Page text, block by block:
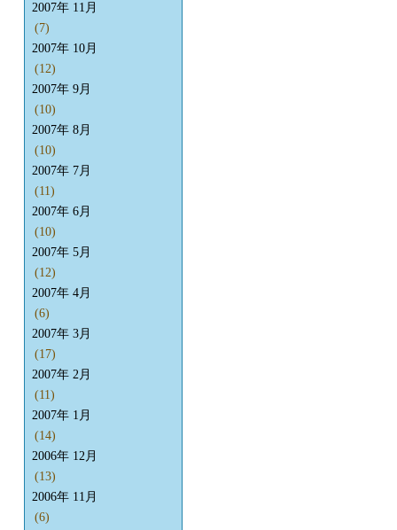
2007年 11月
(7)
2007年 10月
(12)
2007年 9月
(10)
2007年 8月
(10)
2007年 7月
(11)
2007年 6月
(10)
2007年 5月
(12)
2007年 4月
(6)
2007年 3月
(17)
2007年 2月
(11)
2007年 1月
(14)
2006年 12月
(13)
2006年 11月
(6)